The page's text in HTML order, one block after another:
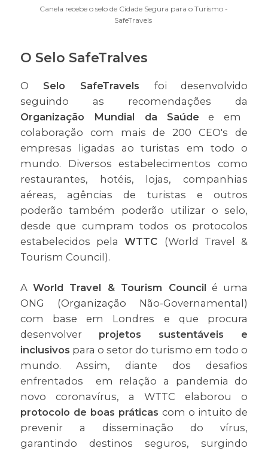
Canela recebe o selo de Cidade Segura para o Turismo -
SafeTravels
O Selo SafeTralves
O Selo SafeTravels foi desenvolvido
seguindo as recomendações da
Organização Mundial da Saúde e em
colaboração com mais de 200 CEO's de
empresas ligadas ao turistas em todo o
mundo. Diversos estabelecimentos como
restaurantes, hotéis, lojas, companhias
aéreas, agências de turistas e outros
poderão também poderão utilizar o selo,
desde que cumpram todos os protocolos
estabelecidos pelaWTTC (World Travel &
Tourism Council).
A World Travel & Tourism Council é uma
ONG (Organização Não-Governamental)
com base em Londres e que procura
desenvolver projetos sustentáveis e
inclusivos para o setor do turismo em todo o
mundo. Assim, diante dos desafios
enfrentados em relação a pandemia do
novo coronavírus, a WTTC elaborou o
protocolo de boas práticascom o intuito de
prevenir a disseminação do vírus,
garantindo destinos seguros, surgindo